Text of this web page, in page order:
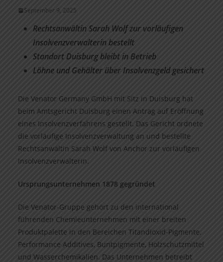
September 9, 2025
Rechtsanwältin Sarah Wolf zur vorläufigen
Insolvenzverwalterin bestellt
Standort Duisburg bleibt in Betrieb
Löhne und Gehälter über Insolvenzgeld gesichert
Die Venator Germany GmbH mit Sitz in Duisburg hat
beim Amtsgericht Duisburg einen Antrag auf Eröffnung
eines Insolvenzverfahrens gestellt. Das Gericht ordnete
die vorläufige Insolvenzverwaltung an und bestellte
Rechtsanwältin Sarah Wolf von Anchor zur vorläufigen
Insolvenzverwalterin.
Ursprungsunternehmen 1878 gegründet
Die Venator-Gruppe gehört zu den international
führenden Chemieunternehmen mit einer breiten
Produktpalette in den Bereichen Titandioxid-Pigmente,
Performance Additives, Buntpigmente, Holzschutzmittel
und Wasserchemikalien. Das Unternehmen betreibt